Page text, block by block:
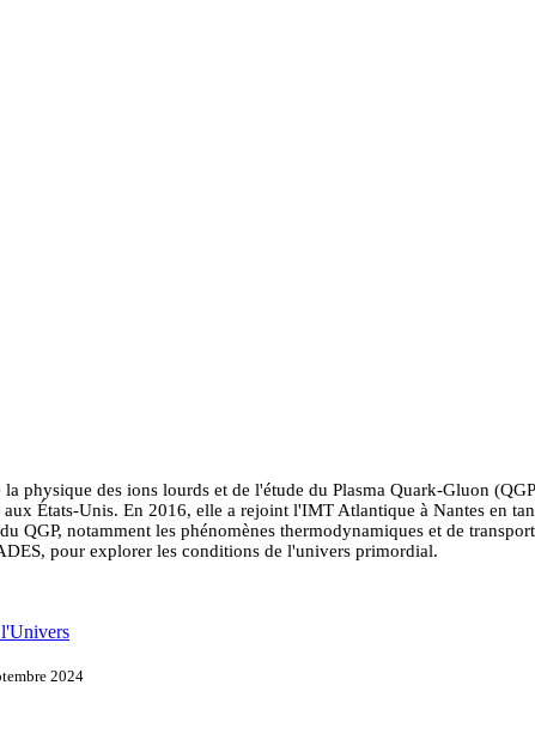
physique des ions lourds et de l'étude du Plasma Quark-Gluon
États-Unis. En 2016, elle a rejoint l'IMT Atlantique à Nantes en
notamment les phénomènes thermodynamiques et de
pour explorer les conditions de l'univers primordial.
2024